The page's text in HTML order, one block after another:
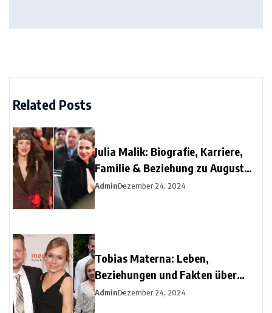
Related Posts
Julia Malik: Biografie, Karriere,
Familie & Beziehung zu August
Diehl
AdminDezember 24, 2024
Tobias Materna: Leben,
Beziehungen und Fakten über
Christine Urspruchs Ex-Ehemann
AdminDezember 24, 2024